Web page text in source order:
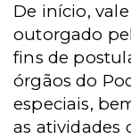
De início,
outorgado
fins de
órgãos do
especiais,
as atividades